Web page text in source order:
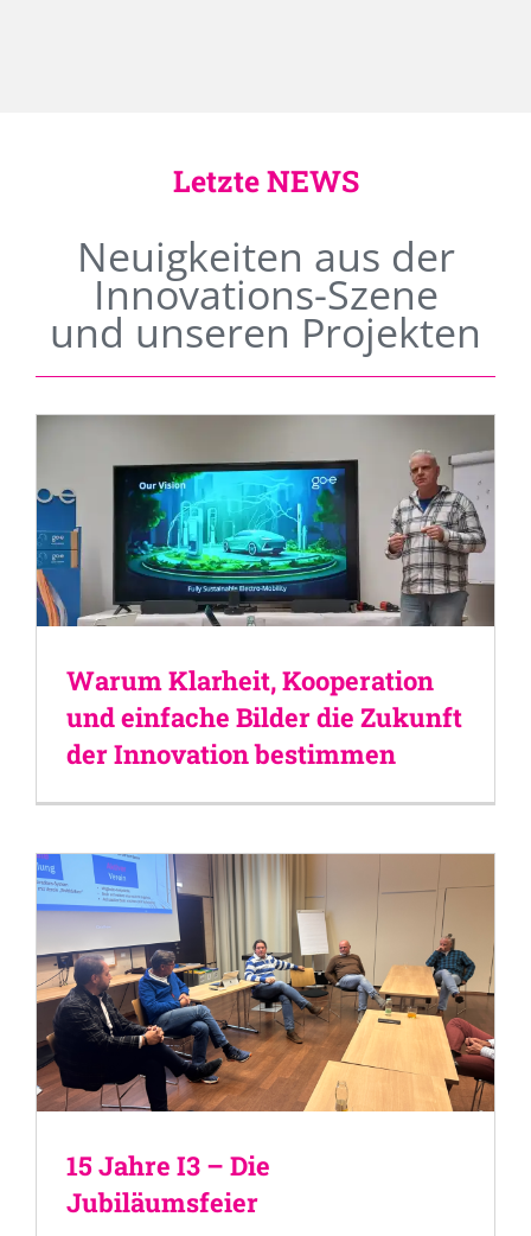
Letzte NEWS
Neuigkeiten aus der
Innovations-Szene
und unseren Projekten
Warum Klarheit, Kooperation
und einfache Bilder die Zukunft
der Innovation bestimmen
15 Jahre I3 – Die
Jubiläumsfeier